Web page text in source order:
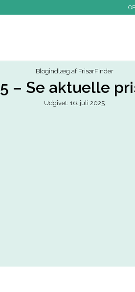
Blogindlæg af FrisørFinder
– Se aktuelle
Udgivet: 16. juli 2025